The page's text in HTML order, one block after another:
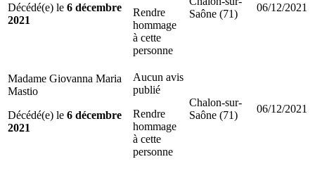
Décédé(e) le 6 décembre
2021
Rendre
hommage
à cette
personne
Saône (71)
06/12/2021
Madame Giovanna Maria
Mastio
Décédé(e) le 6 décembre
2021
Aucun avis
publié
Rendre
hommage
à cette
personne
Chalon-sur-
Saône (71)
06/12/2021